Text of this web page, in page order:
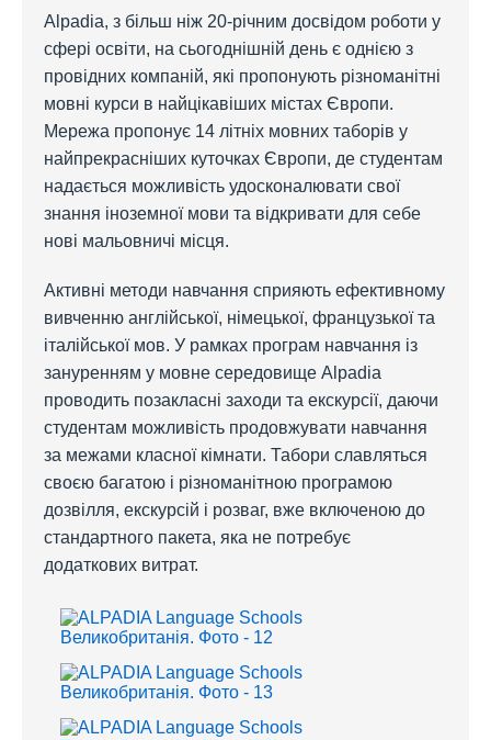
Alpadia, з більш ніж 20-річним досвідом роботи у
сфері освіти, на сьогоднішній день є однією з
провідних компаній, які пропонують різноманітні
мовні курси в найцікавіших містах Європи.
Мережа пропонує 14 літніх мовних таборів у
найпрекрасніших куточках Європи, де студентам
надається можливість удосконалювати свої
знання іноземної мови та відкривати для себе
нові мальовничі місця.
Активні методи навчання сприяють ефективному
вивченню англійської, німецької, французької та
італійської мов. У рамках програм навчання із
зануренням у мовне середовище Alpadia
проводить позакласні заходи та екскурсії, даючи
студентам можливість продовжувати навчання
за межами класної кімнати. Табори славляться
своєю багатою і різноманітною програмою
дозвілля, екскурсій і розваг, вже включеною до
стандартного пакета, яка не потребує
додаткових витрат.